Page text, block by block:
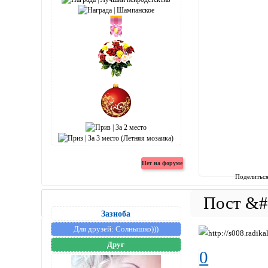
Зазноба
Для друзей: Солнышко)))
Друг
0